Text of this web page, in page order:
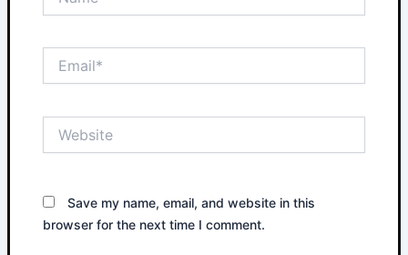
Save my name, email, and website in this
browser for the next time I comment.